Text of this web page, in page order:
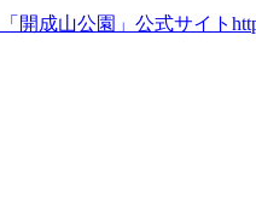
成山公園」公式サイト